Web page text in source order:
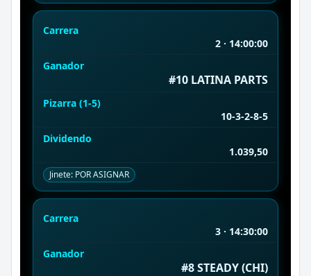
Carrera
2 · 14:00:00
Ganador
#10 LATINA PARTS
Pizarra (1-5)
10-3-2-8-5
Dividendo
1.039,50
Jinete: POR ASIGNAR
Carrera
3 · 14:30:00
Ganador
#8 STEADY (CHI)